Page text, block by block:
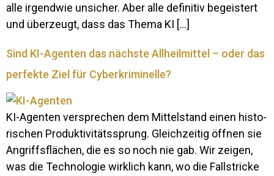
alle ir­gendwie un­si­cher. Aber alle de­fi­nitiv be­geis­tert
und über­zeugt, dass das Thema KI […]
Sind KI-Agenten das nächste Allheilmittel – oder das
perfekte Ziel für Cyberkriminelle?
KI-Agenten ver­spre­chen dem Mit­tel­stand einen his­to­
ri­schen Pro­duk­ti­vi­täts­sprung. Gleich­zeitig öffnen sie
An­griffs­flä­chen, die es so noch nie gab. Wir zeigen,
was die Tech­no­logie wirk­lich kann, wo die Fall­stricke